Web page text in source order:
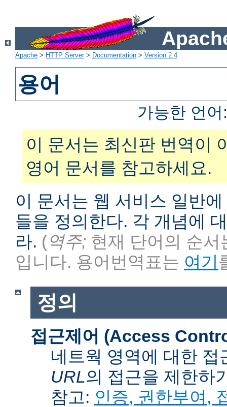
Apache > HTTP Server> Documentation > Version 2.4
용어
가능한 언
이 문서는 최신판 번역이
영어 문서를 참고하세요.
이 문서는 웹 서비스 일반
들을 정의한다. 각 개념에
라. (역주; 현재 단어의 순
입니다. 용어번역표는 여기
정의
접근제어 (Access
네트웍 영역에 대한
URL의 접근을 제한하
참고: 인증, 권한부여,